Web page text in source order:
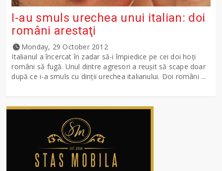
I-au smuls urechea unui italian: doi
români arestaţi
Monday, 29 October 2012
Italianul a încercat în zadar să-i împiedice pe cei doi hoți
români să fugă. Unul dintre agresori a reuşit să scape doar
după ce i-a smuls cu dinţii urechea italianului. Doi români ...